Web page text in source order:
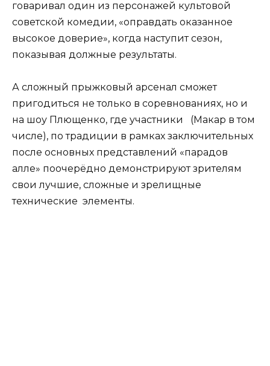
говаривал один из персонажей культовой
советской комедии, «оправдать оказанное
высокое доверие», когда наступит сезон,
показывая должные результаты.
А сложный прыжковый арсенал сможет
пригодиться не только в соревнованиях, но и
на шоу Плющенко, где участники (Макар в том
числе), по традиции в рамках заключительных
после основных представлений «парадов
алле» поочерёдно демонстрируют зрителям
свои лучшие, сложные и зрелищные
технические элементы.